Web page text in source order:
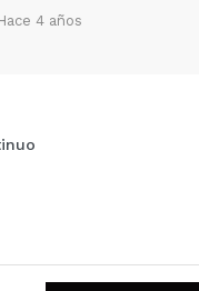
o una foto
il primo. Immaginalo...
4 años